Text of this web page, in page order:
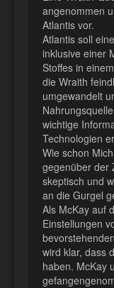
angenommen
Atlantis vor.
Atlantis soll
inklusive einer
Stoffes in
die Wraith
umgewandelt
wichtige
Technologien
Wie schon
gegenüber der
skeptisch und
an die Gurgel
Als McKay auf
Einstellungen
wird klar, dass
haben. McKay